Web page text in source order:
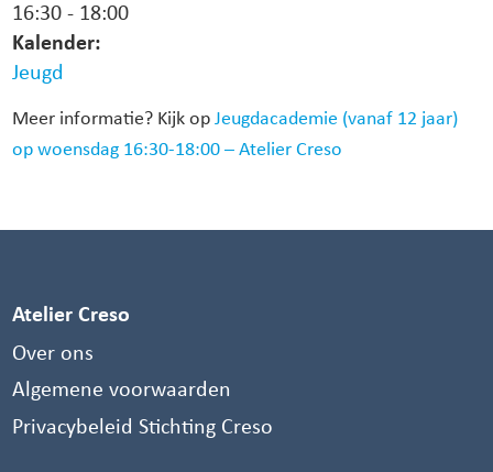
16:30- 18:00
Kalender:
Jeugd
Meer informatie? Kijk opJeugdacademie (vanaf 12 jaar)
op woensdag 16:30-18:00 – Atelier Creso
Atelier Creso
Over ons
Algemene voorwaarden
Privacybeleid Stichting Creso